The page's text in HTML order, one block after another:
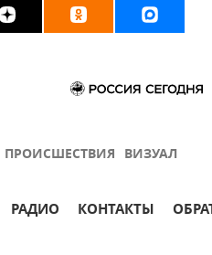
ПРОИСШЕСТВИЯ ВИЗУАЛ
РАДИО КОНТАКТЫ